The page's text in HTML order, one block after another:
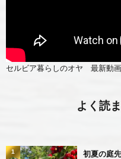
セルビア暮らしのオヤ 最新動画
よく読
初夏の庭
1